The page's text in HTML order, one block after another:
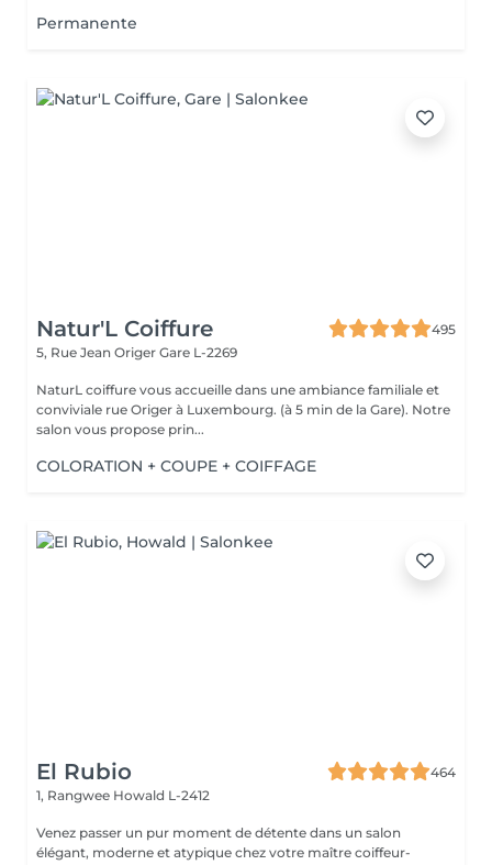
Permanente
Natur'L Coiffure
495
5, Rue Jean Origer Gare L-2269
NaturL coiffure vous accueille dans une ambiance familiale et
conviviale rue Origer à Luxembourg. (à 5 min de la Gare). Notre
salon vous propose prin...
COLORATION + COUPE + COIFFAGE
El Rubio
464
1, Rangwee Howald L-2412
Venez passer un pur moment de détente dans un salon
élégant, moderne et atypique chez votre maître coiffeur-